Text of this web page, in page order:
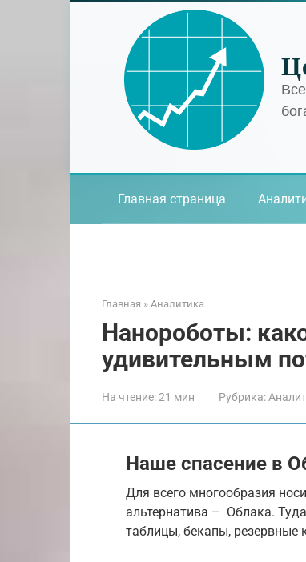
Главная страница
Главная » Аналитика
Нанороботы:
удивительным
На чтение:21 мин Рубрика:
Наше спасение в
Для всего многообразия
альтернатива – Облака.
таблицы, бекапы,